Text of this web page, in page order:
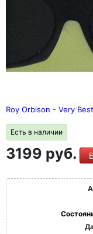
Roy Orbison - Very
Есть в наличии
3199 руб.